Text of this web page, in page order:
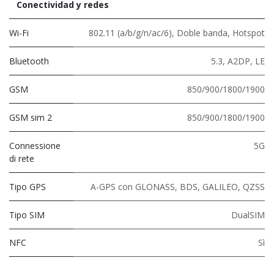
Conectividad y redes
Wi-Fi 802.11 (a/b/g/n/ac/6), Doble banda, Hotspot
Bluetooth 5.3, A2DP, LE
GSM 850/900/1800/1900
GSM sim 2 850/900/1800/1900
Connessione
di rete
5G
Tipo GPS A-GPS con GLONASS, BDS, GALILEO, QZSS
Tipo SIM DualSIM
NFC Sì